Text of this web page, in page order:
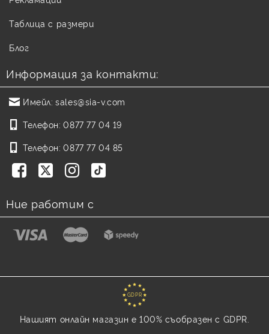
Таблица с размери
Блог
Информация за контакти:
Имейл: sales@sia-v.com
Телефон: 0877 77 04 19
Телефон: 0877 77 04 85
Ние работим с
GDPR
Нашият онлайн магазин е 100% съобразен с GDPR.